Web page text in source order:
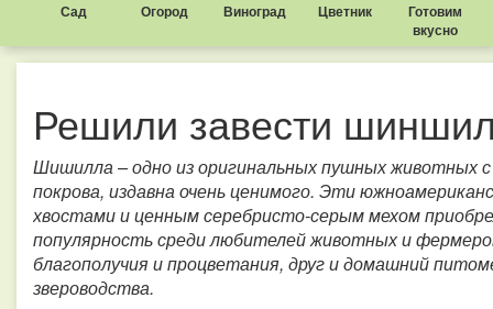
Сад Огород Виноград Цветник
Готовим
вкусно
Решили завести
Шишилла – одно из оригинальных пушных животных
покрова, издавна очень ценимого. Эти
хвостами и ценным серебристо-серым мехом
популярность среди любителей животных и
благополучия и процветания, друг и домашний
звероводства.